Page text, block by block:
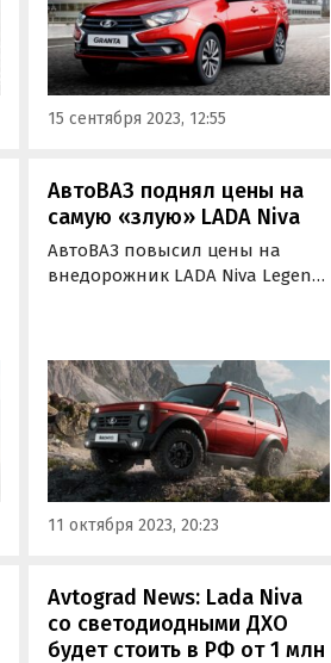
без учета «допов» оценил ее в 1
289 900 рублей, сообщают
«Автоновости дня».
15 сентября 2023, 12:55
АвтоВАЗ поднял цены на
самую «злую» LADA Niva
АвтоВАЗ повысил цены на
внедорожник LADA Niva Legend
зависимости от комплектации,
сообщают «Автоновости дня».
11 октября 2023, 20:23
Avtograd News: Lada Niva
со светодиодными ДХО
будет стоить в РФ от 1 млн